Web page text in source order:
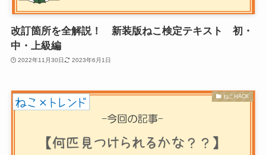
改訂箇所を全解説！ 新装版ねこ検定テキスト 初・
中・上級編
2022年11月30日 2023年6月1日
ねこHACK